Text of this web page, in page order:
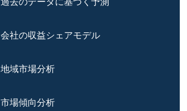
会社の収益シェアモデル
地域市場分析
市場傾向分析